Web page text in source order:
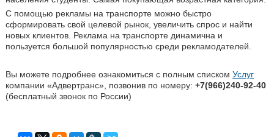
С помощью рекламы на транспорте можно быстро
сформировать свой целевой рынок, увеличить спрос и найти
новых клиентов. Реклама на транспорте динамична и
пользуется большой популярностью среди рекламодателей.
Вы можете подробнее ознакомиться с полным списком Услуг
компании «Адвертранс», позвонив по номеру: +7(966)240-92-40
(бесплатный звонок по России)